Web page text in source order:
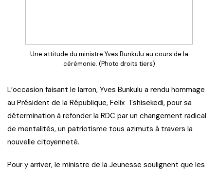
Une attitude du ministre Yves Bunkulu au cours de la
cérémonie. (Photo droits tiers)
L’occasion faisant le larron, Yves Bunkulu a rendu hommage
au Président de la République, Felix Tshisekedi, pour sa
détermination à refonder la RDC par un changement radical
de mentalités, un patriotisme tous azimuts à travers la
nouvelle citoyenneté.
Pour y arriver, le ministre de la Jeunesse soulignent que les